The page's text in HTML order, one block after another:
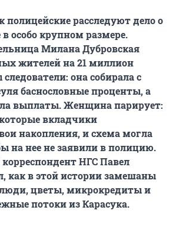
полицейские расследуют дело о
особо крупном размере.
Милана Дубровская
жителей на 21 миллион
она собирала с
баснословные проценты, а
выплаты. Женщина парирует:
вкладчики
накопления, и схема могла
на нее не заявили в полицию.
НГС Павел
как в этой истории замешаны
цветы, микрокредиты и
потоки из Карасука.